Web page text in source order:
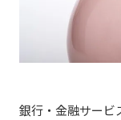
銀行・金融サービ